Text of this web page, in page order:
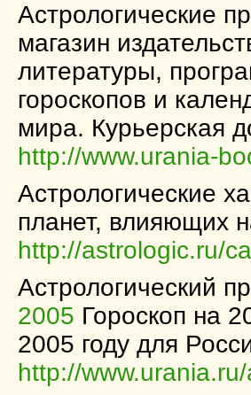
Астрологические
магазин
литературы,
гороскопов и
мира. Курьерская
http://www.urania-
Астрологические
планет, влияющих
http://astrologic.ru/
Астрологический
2005 Гороскоп на
2005 году для
http://